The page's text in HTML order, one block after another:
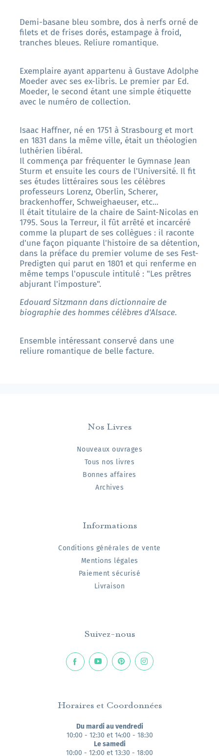
Demi-basane bleu sombre, dos à nerfs orné de
filets et de frises dorés, estampage à froid,
tranches bleues. Reliure romantique.
Exemplaire ayant appartenu à Gustave Adolphe
Moeder avec ses ex-libris. Le premier par Ed.
Moeder, le second étant une simple étiquette
avec le numéro de collection.
Isaac Haffner, né en 1751 à Strasbourg et mort
en 1831 dans la même ville, était un théologien
luthérien libéral.
Il commença par fréquenter le Gymnase Jean
Sturm et ensuite les cours de l'Université. Il fit
ses études littéraires sous les célèbres
professeurs Lorenz, Oberlin, Scherer,
brackenhoffer, Schweighaeuser, etc...
Il était titulaire de la chaire de Saint-Nicolas en
1795. Sous la Terreur, il fût arrêté et incarcéré
comme la plupart de ses collègues : il raconte
d'une façon piquante l'histoire de sa détention,
dans la préface du premier volume de ses Fest-
Predigten qui parut en 1801 et qui renferme en
même temps l'opuscule intitulé : "Les prêtres
abjurant l'imposture".
Edouard Sitzmann dans dictionnaire de
biographie des hommes célèbres d'Alsace.
Ensemble intéressant conservé dans une
reliure romantique de belle facture.
Nos Livres
Nouveaux ouvrages
Tous nos livres
Bonnes affaires
Archives
Informations
Conditions générales de vente
Mentions légales
Paiement sécurisé
Livraison
Suivez-nous
Horaires et Coordonnées
Du mardi au vendredi
10:00 - 12:30 et 14:00 - 18:30
Le samedi
10:00 - 12:00 et 13:30 - 18:00